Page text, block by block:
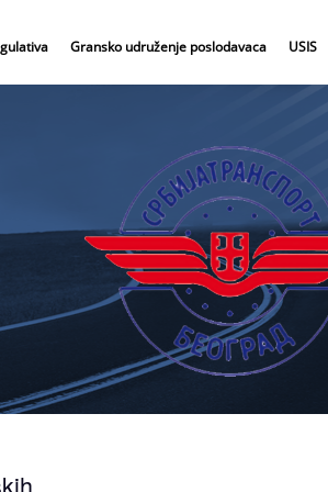
Gransko udruženje poslodavaca USIS